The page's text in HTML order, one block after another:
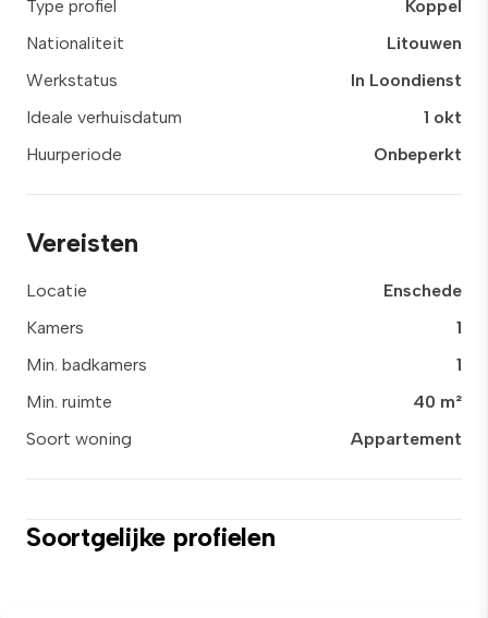
Type profiel
Koppel
Nationaliteit
Litouwen
Werkstatus
In Loondienst
Ideale verhuisdatum
1 okt
Huurperiode
Onbeperkt
Vereisten
Locatie
Enschede
Kamers
1
Min. badkamers
1
Min. ruimte
40 m²
Soort woning
Appartement
Soortgelijke profielen